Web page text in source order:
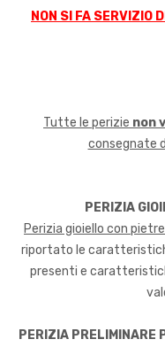
NON SI FA SERVIZIO
Tutte le perizie non
consegnate
PERIZIA
Perizia gioiello con
riportato le
presenti e
PERIZIA PRELIMINARE